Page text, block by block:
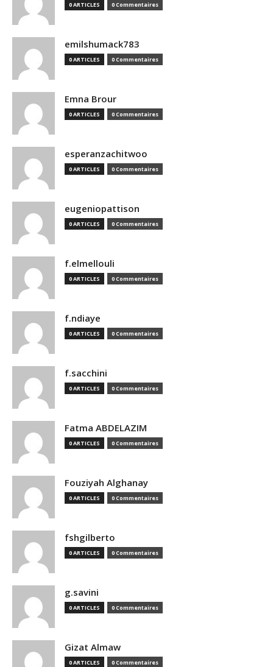
0 ARTICLES 0 Commentaires
emilshumack783
0 ARTICLES 0 Commentaires
Emna Brour
0 ARTICLES 0 Commentaires
esperanzachitwoo
0 ARTICLES 0 Commentaires
eugeniopattison
0 ARTICLES 0 Commentaires
f.elmellouli
0 ARTICLES 0 Commentaires
f.ndiaye
0 ARTICLES 0 Commentaires
f.sacchini
0 ARTICLES 0 Commentaires
Fatma ABDELAZIM
0 ARTICLES 0 Commentaires
Fouziyah Alghanay
0 ARTICLES 0 Commentaires
fshgilberto
0 ARTICLES 0 Commentaires
g.savini
0 ARTICLES 0 Commentaires
Gizat Almaw
0 ARTICLES 0 Commentaires